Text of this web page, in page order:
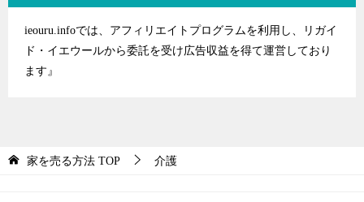
ieouru.infoでは、アフィリエイトプログラムを利用し、リガイ
ド・イエウールから委託を受け広告収益を得て運営しており
ます』
家を売る方法 TOP 介護